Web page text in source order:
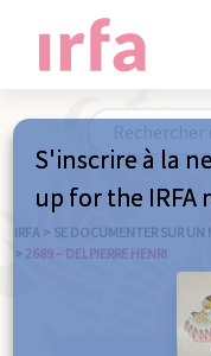
IRFA > SE DOCUMENTER SUR UN
> 2689 – DELPIERRE HENRI
S'inscrire à la
up for the